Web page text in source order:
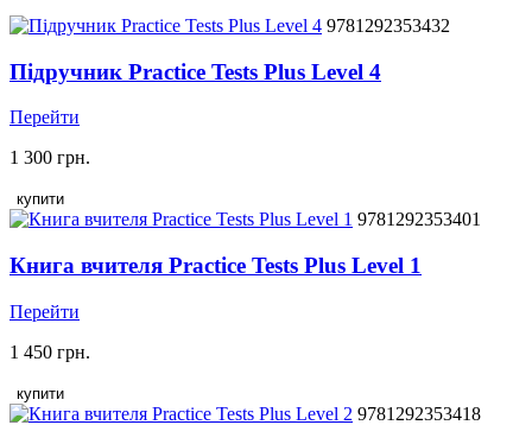
9781292353432
Підручник Practice Tests Plus Level 4
Перейти
1 300 грн.
купити
9781292353401
Книга вчителя Practice Tests Plus Level 1
Перейти
1 450 грн.
купити
9781292353418